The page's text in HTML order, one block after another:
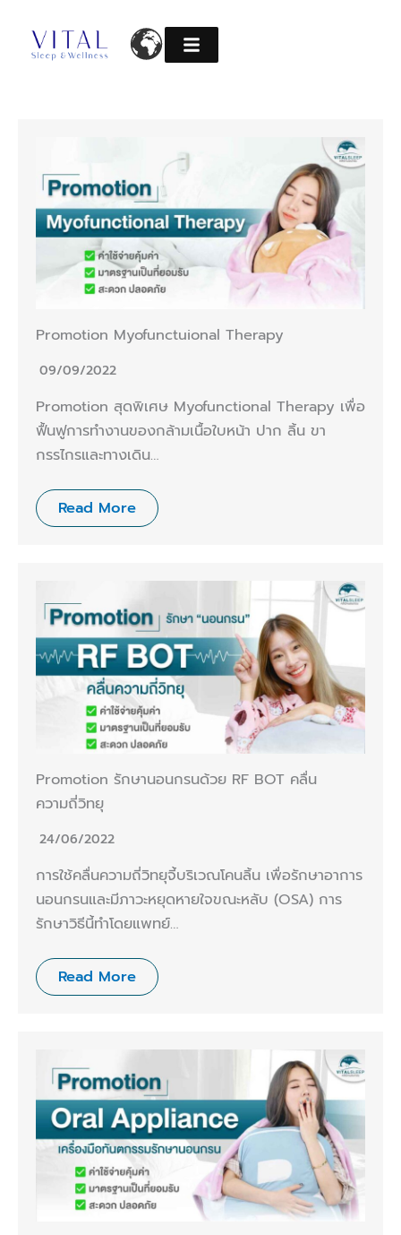
content
Promotion Myofunctuional Therapy
09/09/2022
Promotion สุดพิเศษ Myofunctional Therapy เพื่อ
ฟื้นฟูการทำงานของกล้ามเนื้อใบหน้า ปาก ลิ้น ขา
กรรไกรและทางเดิน…
Read More
Promotion รักษานอนกรนด้วย RF BOT คลื่น
ความถี่วิทยุ
24/06/2022
การใช้คลื่นความถี่วิทยุจี้บริเวณโคนลิ้น เพื่อรักษาอาการ
นอนกรนและมีภาวะหยุดหายใจขณะหลับ (OSA) การ
รักษาวิธีนี้ทำโดยแพทย์…
Read More